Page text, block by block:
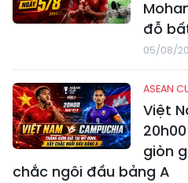
đỗ
05/08/
ASEAN
Việt
giòn
chắc ngôi đầu bảng A